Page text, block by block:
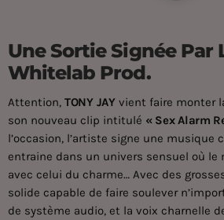
Une Sortie Signée Par
Whitelab Prod.
Attention, TONY JAYvient faire monter
son nouveau clip intitulé « Sex Alarm
l’occasion, l’artiste signe une musique
entraine dans un univers sensuel où le
avec celui du charme… Avec des
solide capable de faire soulever
de système audio, et la voix charnelle